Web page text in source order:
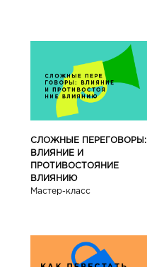
СЛОЖНЫЕ ПЕРЕГОВОРЫ:
ВЛИЯНИЕ И
ПРОТИВОСТОЯНИЕ
ВЛИЯНИЮ
Мастер-класс